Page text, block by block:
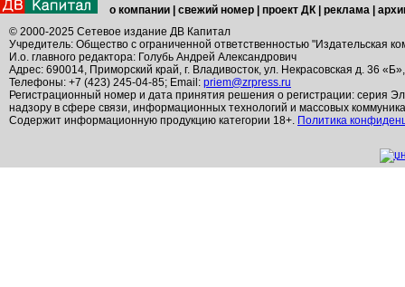
о компании свежий номер проект ДК реклама
© 2000-2025 Сетевое издание ДВ Капитал
Учредитель: Общество с ограниченной ответственностью "Издательская
И.о. главного редактора: Голубь Андрей Александрович
Адрес: 690014, Приморский край, г. Владивосток, ул. Некрасовская д. 36
Телефоны: +7 (423) 245-04-85; Email: priem@zrpress.ru
Регистрационный номер и дата принятия решения о регистрации: серия
надзору в сфере связи, информационных технологий и массовых
Содержит информационную продукцию категории 18+. Политика